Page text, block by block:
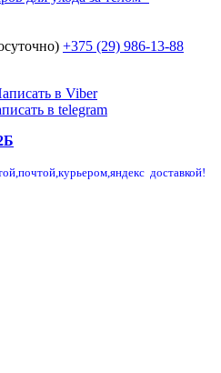
+375 (29) 986-13-88
почтой,курьером,яндекс доставкой!